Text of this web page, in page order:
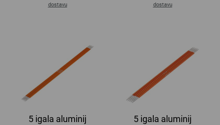
dostavu
dostavu
5 igala aluminij
5 igala aluminij